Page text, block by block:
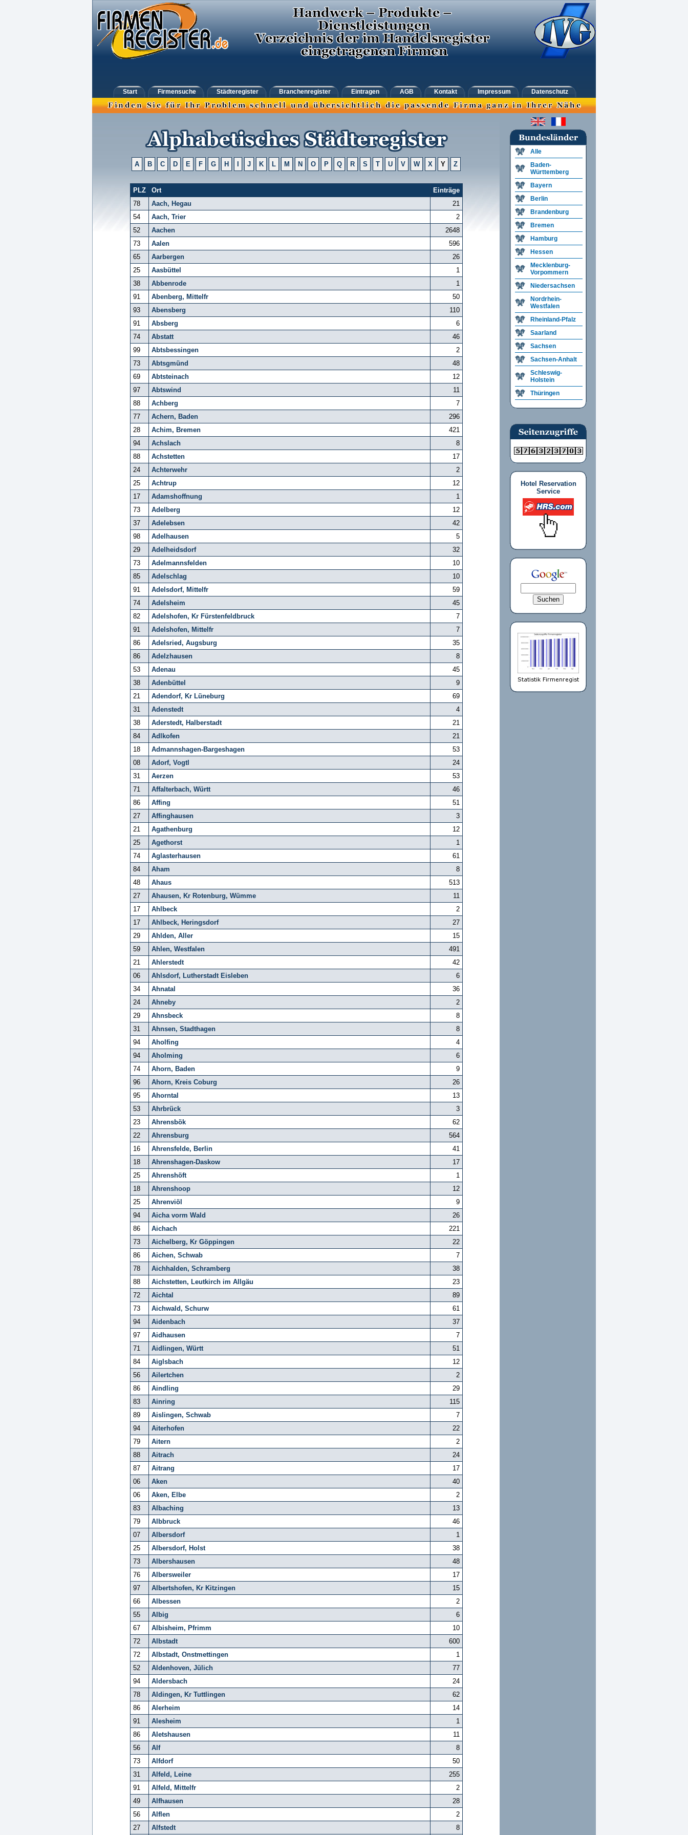
Start Firmensuche Städteregister Branchenregister Eintragen AGB Kontakt Impressum Datenschutz
A B C D E F G H J K L M N O P Q R S T U V W X Y Z
PLZ Ort
Einträge
78
Aach, Hegau
21
54
Aach, Trier
2
52
Aachen
2648
73
Aalen
596
65
Aarbergen
26
25
Aasbüttel
1
38
Abbenrode
1
91
Abenberg, Mittelfr
50
93
Abensberg
110
91
Absberg
6
74
Abstatt
46
99
Abtsbessingen
2
73
Abtsgmünd
48
69
Abtsteinach
12
97
Abtswind
11
88
Achberg
7
77
Achern, Baden
296
28
Achim, Bremen
421
94
Achslach
8
88
Achstetten
17
24
Achterwehr
2
25
Achtrup
12
17
Adamshoffnung
1
73
Adelberg
12
37
Adelebsen
42
98
Adelhausen
5
29
Adelheidsdorf
32
73
Adelmannsfelden
10
85
Adelschlag
10
91
Adelsdorf, Mittelfr
59
74
Adelsheim
45
82
Adelshofen, Kr Fürstenfeldbruck
7
91
Adelshofen, Mittelfr
7
86
Adelsried, Augsburg
35
86
Adelzhausen
8
53
Adenau
45
38
Adenbüttel
9
21
Adendorf, Kr Lüneburg
69
31
Adenstedt
4
38
Aderstedt, Halberstadt
21
84
Adlkofen
21
18
Admannshagen-Bargeshagen
53
08
Adorf, Vogtl
24
31
Aerzen
53
71
Affalterbach, Württ
46
86
Affing
51
27
Affinghausen
3
21
Agathenburg
12
25
Agethorst
1
74
Aglasterhausen
61
84
Aham
8
48
Ahaus
513
27
Ahausen, Kr Rotenburg, Wümme
11
17
Ahlbeck
2
17
Ahlbeck, Heringsdorf
27
29
Ahlden, Aller
15
59
Ahlen, Westfalen
491
21
Ahlerstedt
42
06
Ahlsdorf, Lutherstadt Eisleben
6
34
Ahnatal
36
24
Ahneby
2
29
Ahnsbeck
8
31
Ahnsen, Stadthagen
8
94
Aholfing
4
94
Aholming
6
74
Ahorn, Baden
9
96
Ahorn, Kreis Coburg
26
95
Ahorntal
13
53
Ahrbrück
3
23
Ahrensbök
62
22
Ahrensburg
564
16
Ahrensfelde, Berlin
41
18
Ahrenshagen-Daskow
17
25
Ahrenshöft
1
18
Ahrenshoop
12
25
Ahrenviöl
9
94
Aicha vorm Wald
26
86
Aichach
221
73
Aichelberg, Kr Göppingen
22
86
Aichen, Schwab
7
78
Aichhalden, Schramberg
38
88
Aichstetten, Leutkirch im Allgäu
23
72
Aichtal
89
73
Aichwald, Schurw
61
94
Aidenbach
37
97
Aidhausen
7
71
Aidlingen, Württ
51
84
Aiglsbach
12
56
Ailertchen
2
86
Aindling
29
83
Ainring
115
89
Aislingen, Schwab
7
94
Aiterhofen
22
79
Aitern
2
88
Aitrach
24
87
Aitrang
17
06
Aken
40
06
Aken, Elbe
2
83
Albaching
13
79
Albbruck
46
07
Albersdorf
1
25
Albersdorf, Holst
38
73
Albershausen
48
76
Albersweiler
17
97
Albertshofen, Kr Kitzingen
15
66
Albessen
2
55
Albig
6
67
Albisheim, Pfrimm
10
72
Albstadt
600
72
Albstadt, Onstmettingen
1
52
Aldenhoven, Jülich
77
94
Aldersbach
24
78
Aldingen, Kr Tuttlingen
62
86
Alerheim
14
91
Alesheim
1
86
Aletshausen
11
56
Alf
8
73
Alfdorf
50
31
Alfeld, Leine
255
91
Alfeld, Mittelfr
2
49
Alfhausen
28
56
Alflen
2
27
Alfstedt 8
Alle
Baden-
Württemberg
Bayern
Berlin
Brandenburg
Bremen
Hamburg
Hessen
Mecklenburg-
Vorpommern
Niedersachsen
Nordrhein-
Westfalen
Rheinland-Pfalz
Saarland
Sachsen
Sachsen-Anhalt
Schleswig-
Holstein
Thüringen
Hotel Reservation
Service